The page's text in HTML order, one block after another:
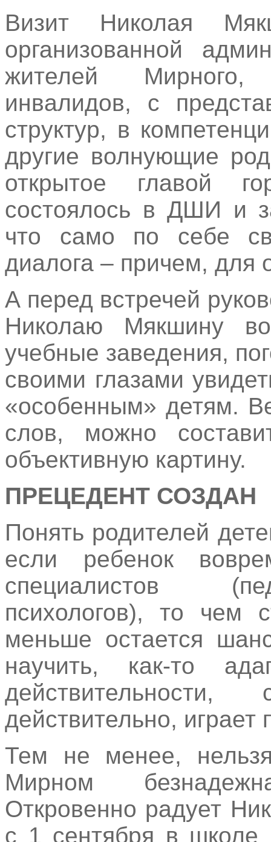
Визит Николая
организованной
жителей Мирного,
инвалидов, с
структур, в
другие волнующие
открытое главой
состоялось в ДШИ и
что само по себе
диалога – причем, для
А перед встречей
Николаю Мякшину
учебные заведения,
своими глазами
«особенным» детям.
слов, можно
объективную картину.
ПРЕЦЕДЕНТ СОЗДАН
Понять родителей
если ребенок
специалистов
психологов), то чем
меньше остается
научить, как-то
действительности,
действительно, играет
Тем не менее,
Мирном
Откровенно радует
с 1 сентября в